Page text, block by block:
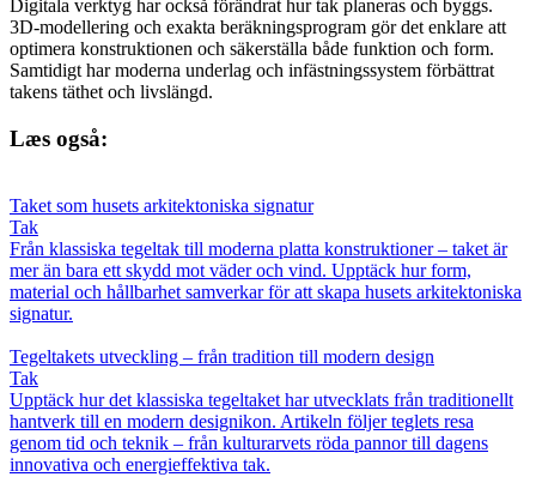
Digitala verktyg har också förändrat hur tak planeras och byggs.
3D-modellering och exakta beräkningsprogram gör det enklare att
optimera konstruktionen och säkerställa både funktion och form.
Samtidigt har moderna underlag och infästningssystem förbättrat
takens täthet och livslängd.
Læs også:
Taket som husets arkitektoniska signatur
Tak
Från klassiska tegeltak till moderna platta konstruktioner – taket är
mer än bara ett skydd mot väder och vind. Upptäck hur form,
material och hållbarhet samverkar för att skapa husets arkitektoniska
signatur.
Tegeltakets utveckling – från tradition till modern design
Tak
Upptäck hur det klassiska tegeltaket har utvecklats från traditionellt
hantverk till en modern designikon. Artikeln följer teglets resa
genom tid och teknik – från kulturarvets röda pannor till dagens
innovativa och energieffektiva tak.